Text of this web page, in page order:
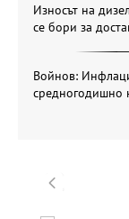
Износът на
се бори за
Войнов:
средногодишно